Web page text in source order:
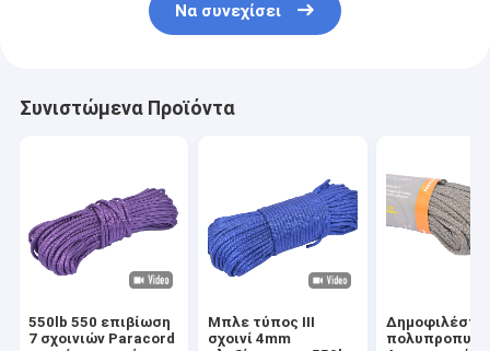
Να συνεχίσει
Συνιστώμενα Προϊόντα
550lb 550 επιβίωση
7 σχοινιών Paracord
Μπλε τύπος ΙΙΙ
σχοινί 4mm